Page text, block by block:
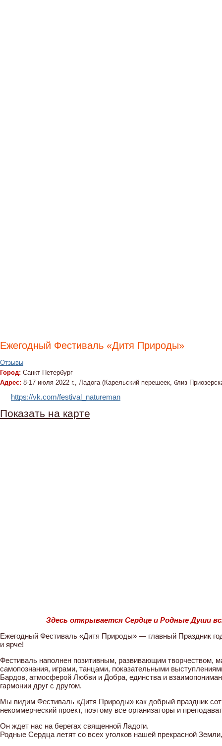
Ежегодный Фестиваль «Дитя Природы»
Отзывы
Город: Санкт-Петербург
Адрес: 8-17 июля 2022 г., Ладога (Карельский перешеек, близ
https://vk.com/festival_natureman
Показать на карте
Здесь открывается Сердце и Родные Души
Ежегодный Фестиваль «Дитя Природы» — главный Праздник
и ярче!
Фестиваль наполнен позитивным, развивающим творчеством,
самопознания, играми, танцами, показательными
Бардов, атмосферой Любви и Добра, единства и
гармонии друг с другом.
Мы видим Фестиваль «Дитя Природы» как добрый праздник
некоммерческий проект, поэтому все организаторы и
Он ждет нас на берегах священной Ладоги.
Родные Сердца летят со всех уголков нашей прекрасной